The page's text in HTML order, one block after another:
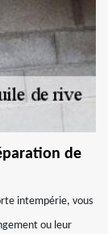
de
intempérie, vous
ou leur